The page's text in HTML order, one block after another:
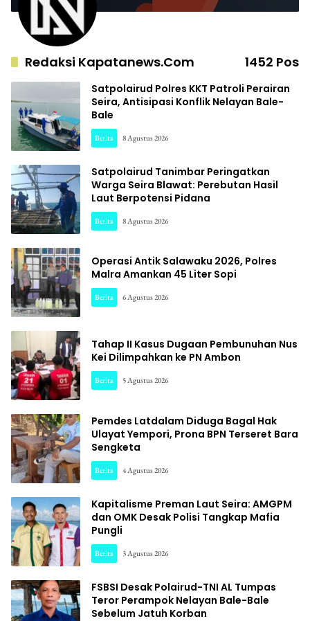
Redaksi Kapatanews.com 1452 Pos
Satpolairud Polres KKT Patroli Perairan
Seira, Antisipasi Konflik Nelayan Bale-
Bale
Berita 8 Agustus 2026
Satpolairud Tanimbar Peringatkan
Warga Seira Blawat: Perebutan Hasil
Laut Berpotensi Pidana
Berita 8 Agustus 2026
Operasi Antik Salawaku 2026, Polres
Malra Amankan 45 Liter Sopi
Berita 6 Agustus 2026
Tahap II Kasus Dugaan Pembunuhan Nus
Kei Dilimpahkan ke PN Ambon
Berita 5 Agustus 2026
Pemdes Latdalam Diduga Bagal Hak
Ulayat Yempori, Prona BPN Terseret Bara
Sengketa
Berita 4 Agustus 2026
Kapitalisme Preman Laut Seira: AMGPM
dan OMK Desak Polisi Tangkap Mafia
Pungli
Berita 3 Agustus 2026
FSBSI Desak Polairud-TNI AL Tumpas
Teror Perampok Nelayan Bale-Bale
Sebelum Jatuh Korban